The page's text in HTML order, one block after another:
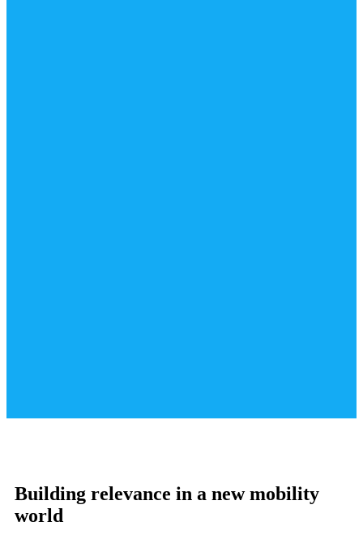
Building relevance in a new mobility
world